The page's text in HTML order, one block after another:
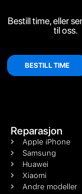
Bestill time, eller
til oss.
BESTILL TIME
Reparasjon
Apple iPhone
Samsung
Huawei
Xiaomi
Andre modeller